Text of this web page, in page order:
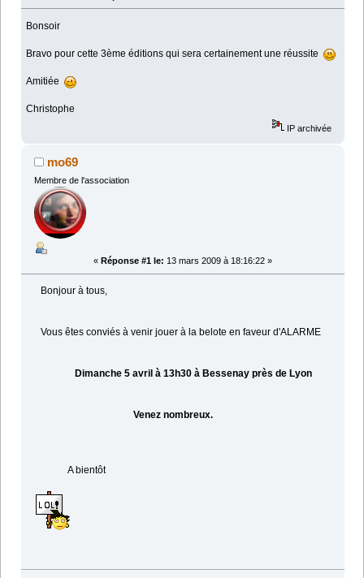
Bonsoir
Bravo pour cette 3ème éditions qui sera certainement une réussite
Amitiée
Christophe
IP archivée
mo69
Membre de l'association
« Réponse #1 le: 13 mars 2009 à 18:16:22 »
Bonjour à tous,
Vous êtes conviés à venir jouer à la belote en faveur d'ALARME
Dimanche 5 avril à 13h30 à Bessenay près de Lyon
Venez nombreux.
A bientôt